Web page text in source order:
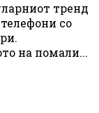
тренд
со
на помали...